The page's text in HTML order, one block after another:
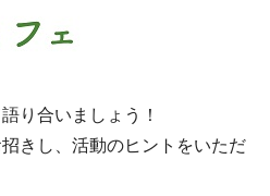
り合いましょう！
きし、活動のヒントをいただ